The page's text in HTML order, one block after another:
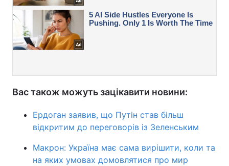
Вас також можуть зацікавити новини:
Ердоган заявив, що Путін став більш
відкритим до переговорів із Зеленським
Макрон: Україна має сама вирішити, коли та
на яких умовах домовлятися про мир